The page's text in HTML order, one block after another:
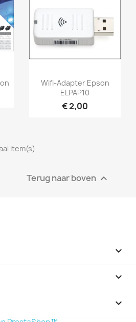
Snel bekijken
Wifi-Adapter Epson
ELPAP10
€ 2,00
item(s)
Terug naar boven 


keyboard_arrow_down